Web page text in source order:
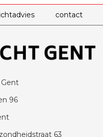
contact
96
63